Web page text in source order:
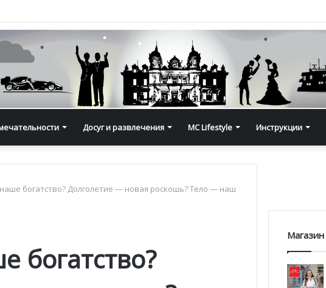
Досуг и развлечения MC Lifestyle Инструкции
богатство? Долголетие — новая роскошь? Тело — наш
богатство?
Магазин